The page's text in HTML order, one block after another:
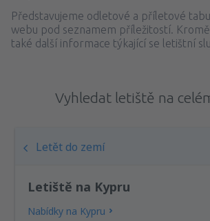
Představujeme odletové a příletové
webu pod seznamem příležitostí.
také další informace týkající se letištní
Vyhledat letiště na
Letět do zemí
Letiště na Kypru
Nabídky na Kypru